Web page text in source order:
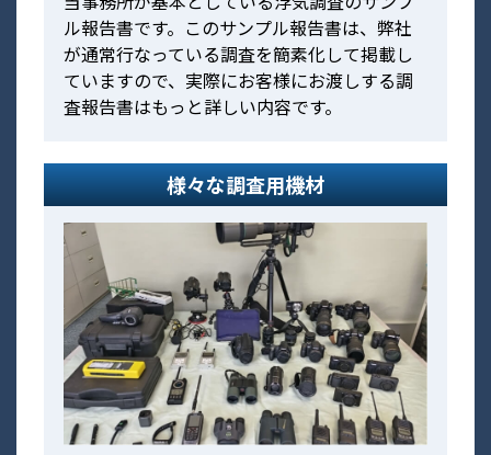
ル報告書です。このサンプル報告書は、弊社
が通常行なっている調査を簡素化して掲載し
ていますので、実際にお客様にお渡しする調
査報告書はもっと詳しい内容です。
様々な調査用機材